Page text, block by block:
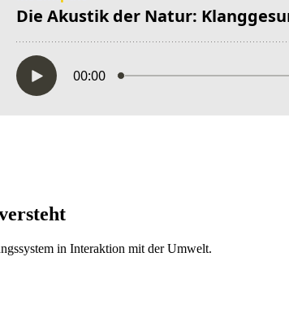
in Interaktion mit der Umwelt.